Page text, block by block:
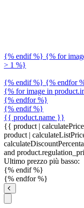
{% endif %} {% for
> 1 %}
{% endif %} {% endfor
{% for image in
{% endfor %}
{% endif %}
{{ product.name }}
{{ product |
product |
and
Ultimo prezzo più basso:
{% endif %}
{% endfor %}